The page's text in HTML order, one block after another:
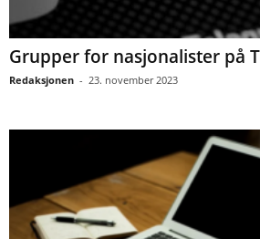
Grupper for nasjonalister på
Redaksjonen - 23. november 2023